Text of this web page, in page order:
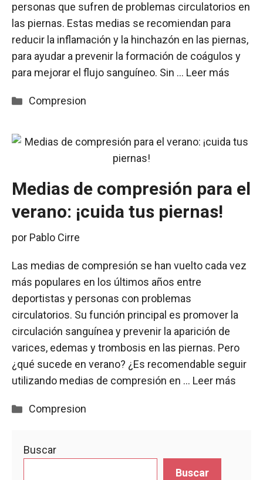
personas que sufren de problemas circulatorios en
las piernas. Estas medias se recomiendan para
reducir la inflamación y la hinchazón en las piernas,
para ayudar a prevenir la formación de coágulos y
para mejorar el flujo sanguíneo. Sin … Leer más
Categorías
Compresion
Medias de compresión para el
verano: ¡cuida tus piernas!
por Pablo Cirre
Las medias de compresión se han vuelto cada vez
más populares en los últimos años entre
deportistas y personas con problemas
circulatorios. Su función principal es promover la
circulación sanguínea y prevenir la aparición de
varices, edemas y trombosis en las piernas. Pero
¿qué sucede en verano? ¿Es recomendable seguir
utilizando medias de compresión en … Leer más
Categorías
Compresion
Buscar
Buscar